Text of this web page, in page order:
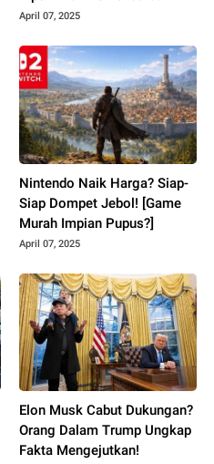
April 07, 2025
Nintendo Naik Harga? Siap-
Siap Dompet Jebol! [Game
Murah Impian Pupus?]
April 07, 2025
Elon Musk Cabut Dukungan?
Orang Dalam Trump Ungkap
Fakta Mengejutkan!